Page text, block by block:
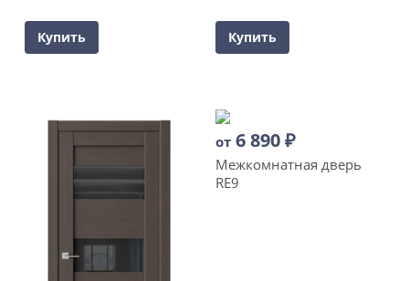
Купить Купить
от 6 890₽
Межкомнатная дверь
RE9